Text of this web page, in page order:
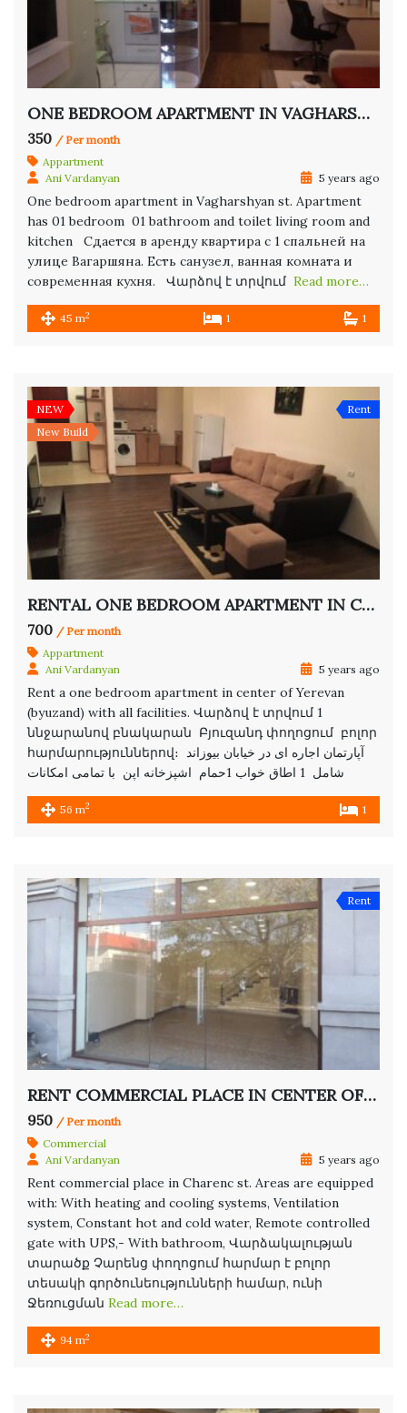
ONE BEDROOM APARTMENT IN VAGHARSHYAN ST.
350 / Per month
Appartment
Ani Vardanyan
5 years ago
One bedroom apartment in Vagharshyan st. Apartment
has 01 bedroom 01 bathroom and toilet living room and
kitchen Сдается в аренду квартира с 1 спальней на
улице Вагаршяна. Есть санузел, ванная комната и
современная кухня. Վարձով է տրվում Read more…
45 m2 1 1
NEW
New Build
Rent
RENTAL ONE BEDROOM APARTMENT IN CENTER
700 / Per month
Appartment
Ani Vardanyan
5 years ago
Rent a one bedroom apartment in center of Yerevan
(byuzand) with all facilities. Վարձով է տրվում 1
ննջարանով բնակարան Բյուզանդ փողոցում բոլոր
հարմարություններով։ آپارتمان اجاره ای در خیابان بیوزاند
56 m2 1
Rent
RENT COMMERCIAL PLACE IN CENTER OF YEREVAN
950 / Per month
Commercial
Ani Vardanyan
5 years ago
Rent commercial place in Charenc st. Areas are equipped
with: With heating and cooling systems, Ventilation
system, Constant hot and cold water, Remote controlled
gate with UPS,- With bathroom, Վարձակալության
տարածք Չարենց փողոցում հարմար է բոլոր
տեսակի գործունեությունների համար, ունի
Ջեռուցման Read more…
94 m2